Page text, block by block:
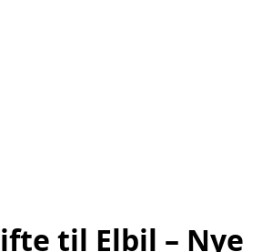
til Elbil – Nye